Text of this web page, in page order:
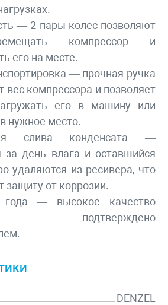
— 2 пары колес позволяют
компрессор и
его на месте.
— прочная ручка
компрессора и позволяет
его в машину или
нужное место.
слива конденсата —
за день влага и оставшийся
удаляются из ресивера, что
защиту от коррозии.
года — высокое качество
подтверждено
DENZEL